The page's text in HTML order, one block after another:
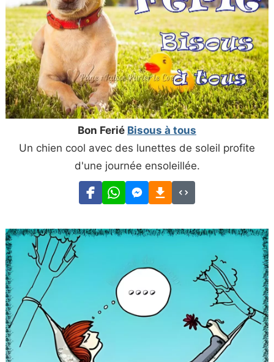
Bon Ferié Bisous à tous
Un chien cool avec des lunettes de soleil profite
d'une journée ensoleillée.